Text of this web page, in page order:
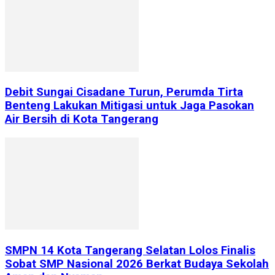
Debit Sungai Cisadane Turun, Perumda Tirta
Benteng Lakukan Mitigasi untuk Jaga Pasokan
Air Bersih di Kota Tangerang
SMPN 14 Kota Tangerang Selatan Lolos Finalis
Sobat SMP Nasional 2026 Berkat Budaya Sekolah